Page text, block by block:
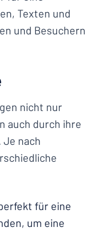
Texten und
und Besuchern
nicht nur
auch durch ihre
nach
für eine
um eine